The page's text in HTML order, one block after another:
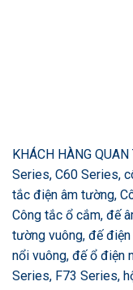
KHÁCH HÀNG
Series, C60 Series,
tắc điện âm tường,
Công tắc ổ cắm, đế
tường vuông, đế
nổi vuông, đế ổ điện
Series, F73 Series,